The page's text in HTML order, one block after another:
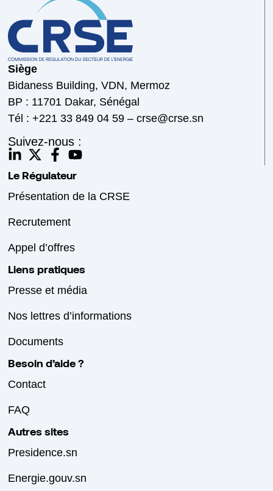
Siège
Bidaness Building, VDN, Mermoz
BP : 11701 Dakar, Sénégal
Tél : +221 33 849 04 59 – crse@crse.sn
Suivez-nous :
Le Régulateur
Présentation de la CRSE
Recrutement
Appel d’offres
Liens pratiques
Presse et média
Nos lettres d’informations
Documents
Besoin d’aide ?
Contact
FAQ
Autres sites
Presidence.sn
Energie.gouv.sn